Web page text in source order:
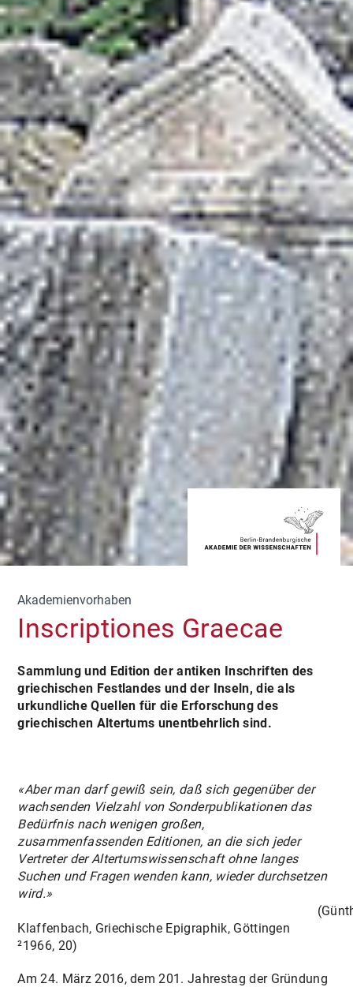
Akademienvorhaben
Inscriptiones Graecae
Sammlung und Edition der antiken Inschriften des
griechischen Festlandes und der Inseln, die als
urkundliche Quellen für die Erforschung des
griechischen Altertums unentbehrlich sind.
«Aber man darf gewiß sein, daß sich gegenüber der
wachsenden Vielzahl von Sonderpublikationen das
Bedürfnis nach wenigen großen,
zusammenfassenden Editionen, an die sich jeder
Vertreter der Altertumswissenschaft ohne langes
Suchen und Fragen wenden kann, wieder durchsetzen
wird.»
Klaffenbach, Griechische Epigraphik, Göttingen
²1966, 20)
Am 24. März 2016, dem 201. Jahrestag der Gründung